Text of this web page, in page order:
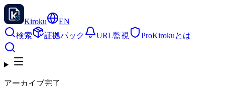
Kiroku
EN
検索
証拠パック URL監視 ProKirokuとは
アーカイブ完了